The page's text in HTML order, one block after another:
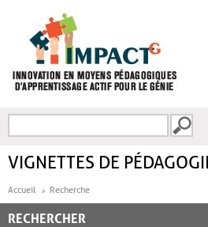
FORMULAIRE DE
VIGNETTES DE
Accueil Recherche
RECHERCHER